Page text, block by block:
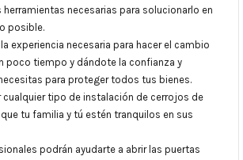
herramientas necesarias para solucionarlo en
posible.
experiencia necesaria para hacer el cambio
poco tiempo y dándote la confianza y
para proteger todos tus bienes.
cualquier tipo de instalación de cerrojos de
tu familia y tú estén tranquilos en sus
podrán ayudarte a abrir las puertas